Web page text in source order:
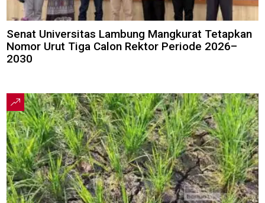
Senat Universitas Lambung Mangkurat Tetapkan
Nomor Urut Tiga Calon Rektor Periode 2026–
2030